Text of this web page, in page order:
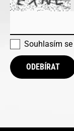
Souhlasím se
ODEBÍRAT